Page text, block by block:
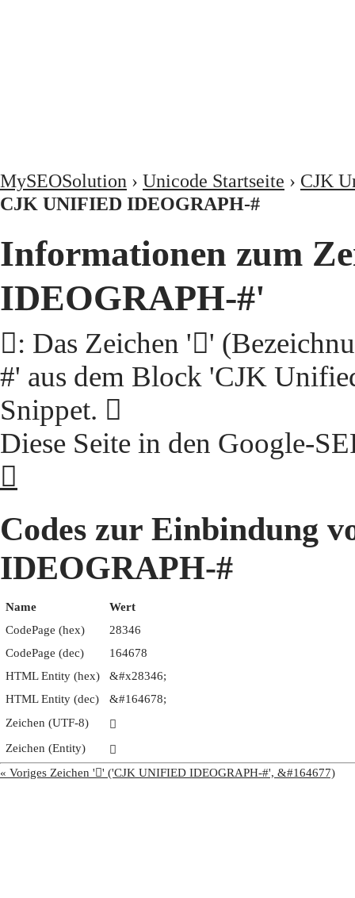
MySEOSolution › Unicode Startseite › CJK
CJK UNIFIED IDEOGRAPH-#
Informationen zum
IDEOGRAPH-#'
𨍆: Das Zeichen '𨍆'
#' aus dem Block 'CJK
Snippet. 𨍆
Diese Seite in den Google-
𨍆
Codes zur Einbindung
IDEOGRAPH-#
Name
Wert
CodePage (hex)
28346
CodePage (dec)
164678
HTML Entity (hex)
&#x28346;
HTML Entity (dec)
&#164678;
Zeichen (UTF-8)
𨍆
Zeichen (Entity)
𨍆
« Voriges Zeichen '𨍅' ('CJK UNIFIED IDEOGRAPH-#', &#164677)